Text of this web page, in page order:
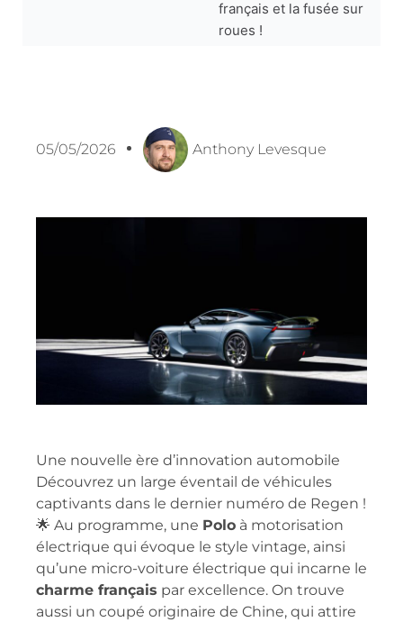
français et la fusée sur
roues !
05/05/2026 Anthony Levesque
Une nouvelle ère d’innovation automobile
Découvrez un large éventail de véhicules
captivants dans le dernier numéro de Regen !
🌟 Au programme, une Poloà motorisation
électrique qui évoque le style vintage, ainsi
qu’une micro-voiture électrique qui incarne le
charme français par excellence. On trouve
aussi un coupé originaire de Chine, qui attire